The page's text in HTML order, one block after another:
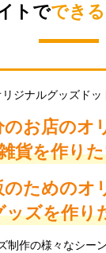
トでできる
リジナルグッズドッ
のお店のオ
貨を作り
のためのオ
ッズを作り
制作の様々なシー